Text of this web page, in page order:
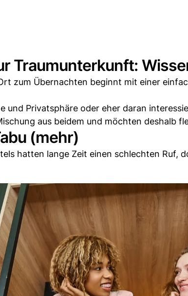
Traumunterkunft:
zum Übernachten beginnt mit einer
und Privatsphäre oder eher daran
aus beidem und möchten deshalb
(mehr)
hatten lange Zeit einen schlechten Ruf,